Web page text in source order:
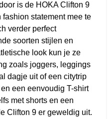
is de HOKA Clifton 9
statement mee te
verder perfect
soorten stijlen en
look kun je ze
zoals joggers, leggings
dagje uit of een citytrip
een eenvoudig T-shirt
met shorts en een
Clifton 9 er geweldig uit.